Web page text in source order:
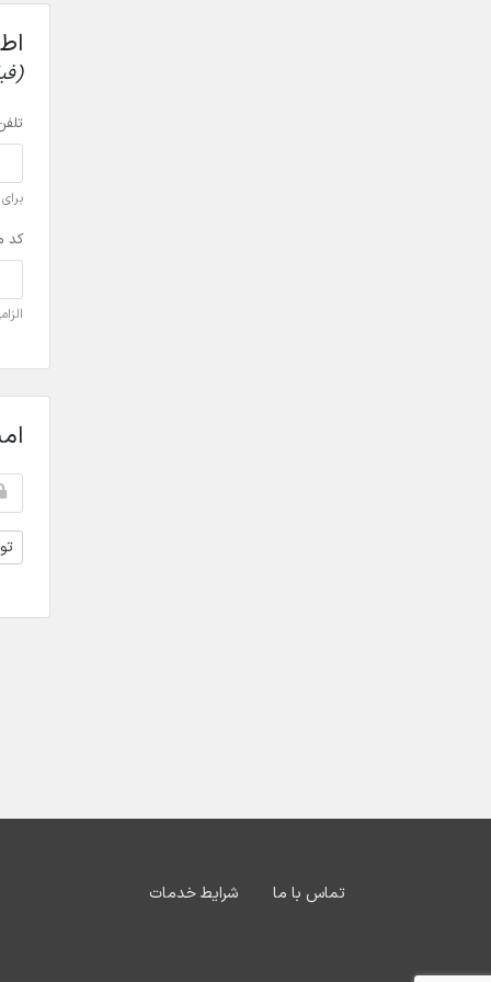
برای
کد
تماس با ما شرایط خدمات